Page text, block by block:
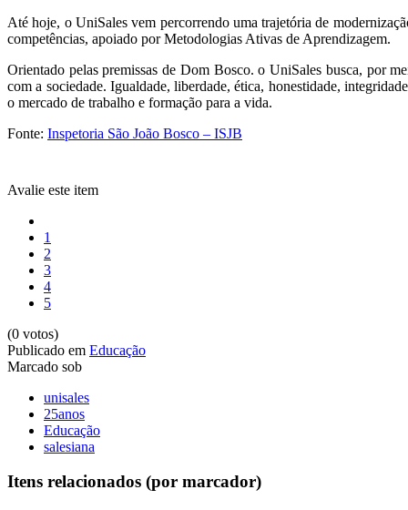
Até hoje, o UniSales vem percorrendo uma trajetória de
competências, apoiado por Metodologias Ativas de Aprendizagem.
Orientado pelas premissas de Dom Bosco. o UniSales busca, por
com a sociedade. Igualdade, liberdade, ética, honestidade,
o mercado de trabalho e formação para a vida.
Fonte: Inspetoria São João Bosco – ISJB
Avalie este item
1
2
3
4
5
(0 votos)
Publicado em Educação
Marcado sob
unisales
25anos
Educação
salesiana
Itens relacionados (por marcador)